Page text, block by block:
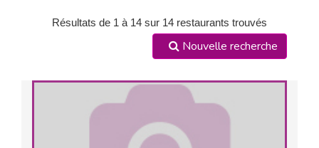
Résultats de 1 à 14 sur 14 restaurants trouvés
Nouvelle recherche